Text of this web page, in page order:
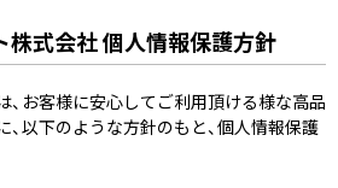
株式会社 個人情報保護方針
、お客様に安心してご利用頂ける様な高品
以下のような方針のもと、個人情報保護